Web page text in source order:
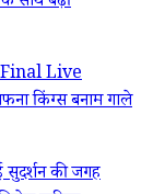
Live
किंग्स बनाम गाले
की जगह